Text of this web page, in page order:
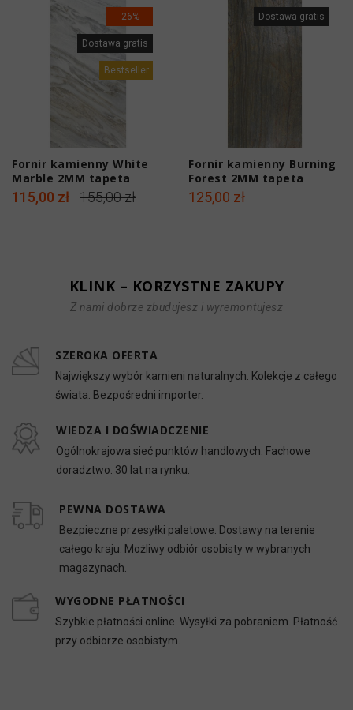
-26%
Dostawa gratis
Bestseller
Fornir kamienny White
Marble 2MM tapeta
122x61x0,2 cm
115,00 zł 155,00 zł
Dostawa gratis
Fornir kamienny Burning
Forest 2MM tapeta
122x61x0,2 cm
125,00 zł
KLINK – KORZYSTNE ZAKUPY
Z nami dobrze zbudujesz i wyremontujesz
SZEROKA OFERTA
Największy wybór kamieni naturalnych. Kolekcje z całego
świata. Bezpośredni importer.
WIEDZA I DOŚWIADCZENIE
Ogólnokrajowa sieć punktów handlowych. Fachowe
doradztwo. 30 lat na rynku.
PEWNA DOSTAWA
Bezpieczne przesyłki paletowe. Dostawy na terenie
całego kraju. Możliwy odbiór osobisty w wybranych
magazynach.
WYGODNE PŁATNOŚCI
Szybkie płatności online. Wysyłki za pobraniem. Płatność
przy odbiorze osobistym.